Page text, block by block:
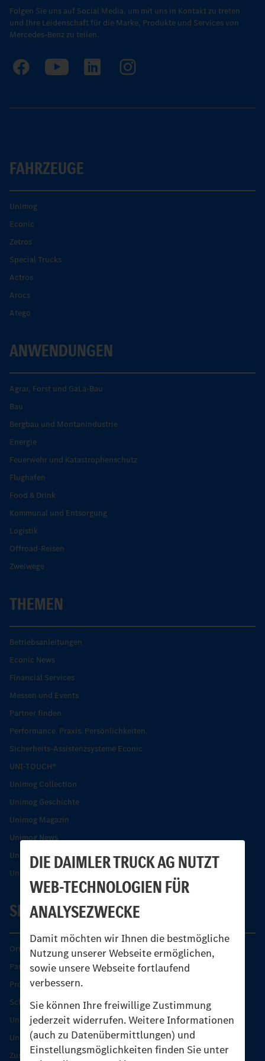
DIE DAIMLER TRUCK AG NUTZT
WEB-TECHNOLOGIEN FÜR
ANALYSEZWECKE
Damit möchten wir Ihnen die bestmögliche
Nutzung unserer Webseite ermöglichen,
sowie unsere Webseite fortlaufend
verbessern.
Sie können Ihre freiwillige Zustimmung
jederzeit widerrufen. Weitere Informationen
(auch zu Datenübermittlungen) und
Einstellungsmöglichkeiten finden Sie unter
Folgen Sie uns auf Social Media, um mit uns in Kontakt zu treten
und Ihre Leidenschaft für die Marke, Produkte und Services von
Mercedes-Benz zu teilen.
FAHRZEUGE
Unimog
Econic
Zetros
Special Trucks
Actros
Arocs
Atego
ANWENDUNGEN
Agrar, Forst und GaLa-Bau
Bau
Bergbau und Montanindustrie
Energie
Feuerwehr und Katastrophenschutz
Flughafen
Food & Drink
Kommunal und Entsorgung
Logistik
Offroad-Reisen
Zweiwege
THEMEN
Betriebsanleitungen
Econic News
Financial Services
Messen und Events
Partner finden
Performance. Praxis. Persönlichkeiten.
Sicherheits-Assistenzsysteme Econic
UNI-TOUCH®
Unimog Collection
Unimog Geschichte
Unimog Magazin
Unimog News
Unimog Partner-Portal
Unimog Sicherheit
SERVICE
Original-Teile
Partner finden
Produkt-Highlights
Schutz und Werterhalt
Unimog Serviceangebot
Unimog Servicetage
Zusatzleistungen